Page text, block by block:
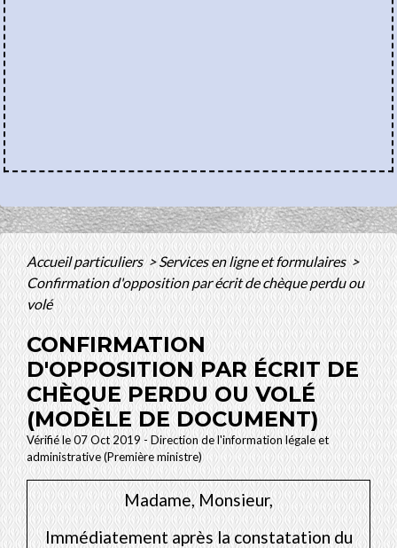
Accueil particuliers> Services en ligne et formulaires>
Confirmation d'opposition par écrit de chèque perdu ou
volé
CONFIRMATION
D'OPPOSITION PAR ÉCRIT DE
CHÈQUE PERDU OU VOLÉ
(MODÈLE DE DOCUMENT)
Vérifié le 07 Oct 2019 - Direction de l'information légale et
administrative (Première ministre)
Madame, Monsieur,
Immédiatement après la constatation du